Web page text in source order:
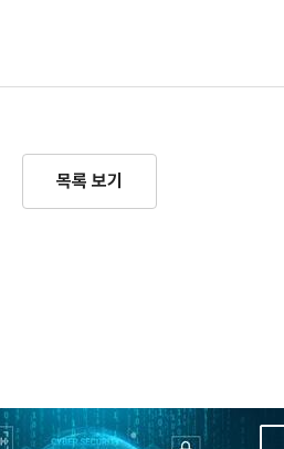
목록 보기